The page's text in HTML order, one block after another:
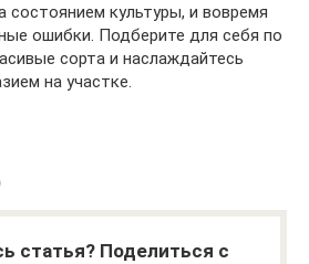
состоянием культуры, и вовремя
ошибки. Подберите для себя по
сорта и наслаждайтесь
на участке.
статья? Поделиться с